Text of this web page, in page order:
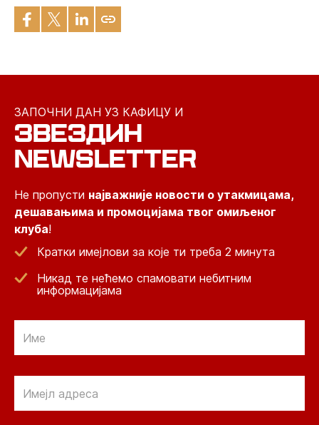
ЗАПОЧНИ ДАН УЗ КАФИЦУ И
ЗВЕЗДИН
NEWSLETTER
Не пропусти најважније новости о утакмицама,
дешавањима и промоцијама твог омиљеног
клуба!
Кратки имејлови за које ти треба 2 минута
Никад те нећемо спамовати небитним
информацијама